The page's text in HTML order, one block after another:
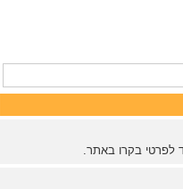
לפרטי בקרו באתר.